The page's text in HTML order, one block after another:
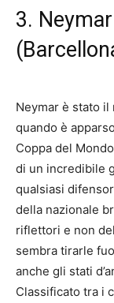
3.
Neymar è stato
quando è
Coppa del
di un incredibile
qualsiasi
della nazionale
riflettori e non
sembra tirarle
anche gli stati
Classificato tra i